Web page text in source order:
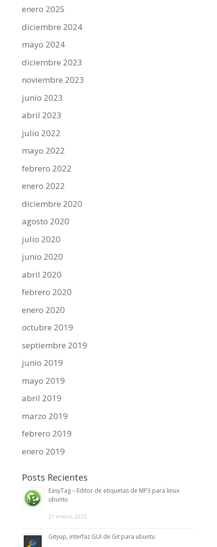
enero 2025
diciembre 2024
mayo 2024
diciembre 2023
noviembre 2023
junio 2023
abril 2023
julio 2022
mayo 2022
febrero 2022
enero 2022
diciembre 2020
agosto 2020
julio 2020
junio 2020
abril 2020
febrero 2020
enero 2020
octubre 2019
septiembre 2019
junio 2019
mayo 2019
abril 2019
marzo 2019
febrero 2019
enero 2019
Posts Recientes
EasyTag – Editor de etiquetas de MP3 para linux
ubuntu
21 enero, 2025
Gityup, interfaz GUI de Git para ubuntu